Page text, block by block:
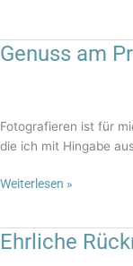
Genuss am
Fotografieren ist für
die ich mit Hingabe
Genuss
Weiterlesen »
Ehrliche
Ehrliche